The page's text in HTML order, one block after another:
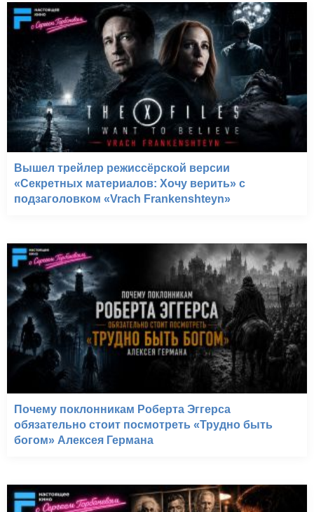
Вышел трейлер режиссёрской версии
«Секретных материалов: Хочу верить» с
подзаголовком «Vrach Frankenshteyn»
Почему поклонникам Роберта Эггерса
обязательно стоит посмотреть «Трудно быть
богом» Алексея Германа